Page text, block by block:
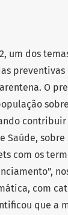
um dos
O
Saúde,
com os
com
que a